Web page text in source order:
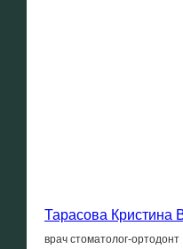
Тарасова Кристина
врач стоматолог-ортодонт